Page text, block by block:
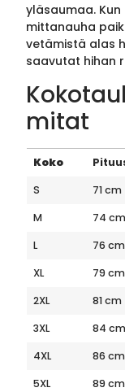
yläsaumaa.
mittanauha
vetämistä alas
saavutat hihan
mitat
Koko
S
71 cm
M
74 cm
L
76 cm
XL
79 cm
2XL
81 cm
3XL
84 cm
4XL
86 cm
5XL
89 cm